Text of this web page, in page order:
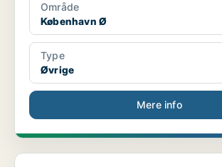
Område
København Ø
Type
Øvrige
Mere info
Salgsleder